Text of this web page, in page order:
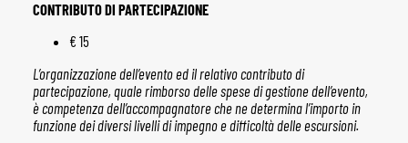
CONTRIBUTO DI PARTECIPAZIONE
€ 15
L’organizzazione dell’evento ed il relativo contributo di
partecipazione, quale rimborso delle spese di gestione dell’evento,
è competenza dell’accompagnatore che ne determina l’importo in
funzione dei diversi livelli di impegno e difficoltà delle escursioni.